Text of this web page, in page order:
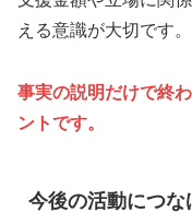
える意識が大切です。
事実の説明だけで終
ントです。
今後の活動につ